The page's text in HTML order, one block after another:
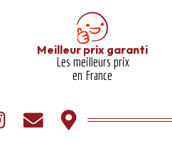
Meilleur prix garanti​
Les meilleurs prix
en France